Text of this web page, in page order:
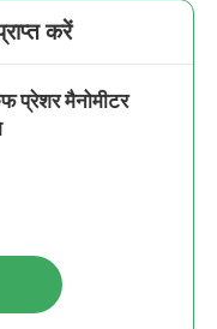
करें
प्रेशर मैनोमीटर